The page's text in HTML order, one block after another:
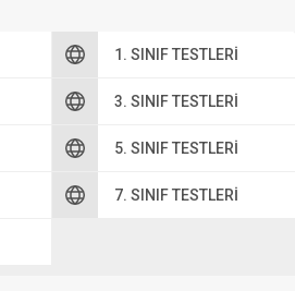
1. SINIF TESTLERI
3. SINIF TESTLERI
5. SINIF TESTLERI
7. SINIF TESTLERI